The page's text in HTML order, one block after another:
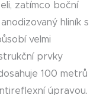
zatímco boční
hliník s
velmi
prvky
100 metrů
úpravou.